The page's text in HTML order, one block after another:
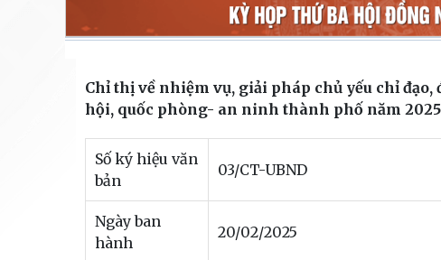
Chỉ thị về nhiệm vụ, giải pháp chủ yếu chỉ
hội, quốc phòng- an ninh thành phố năm 2025
Số ký hiệu văn
bản
03/CT-UBND
Ngày ban
hành
20/02/2025